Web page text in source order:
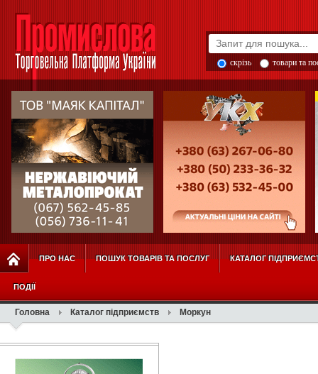
скрізь товари та
ПРО НАС ПОШУК ТОВАРІВ ТА ПОСЛУГ КАТАЛОГ
ПОДІЇ
Головна Каталог підприємств Моркун